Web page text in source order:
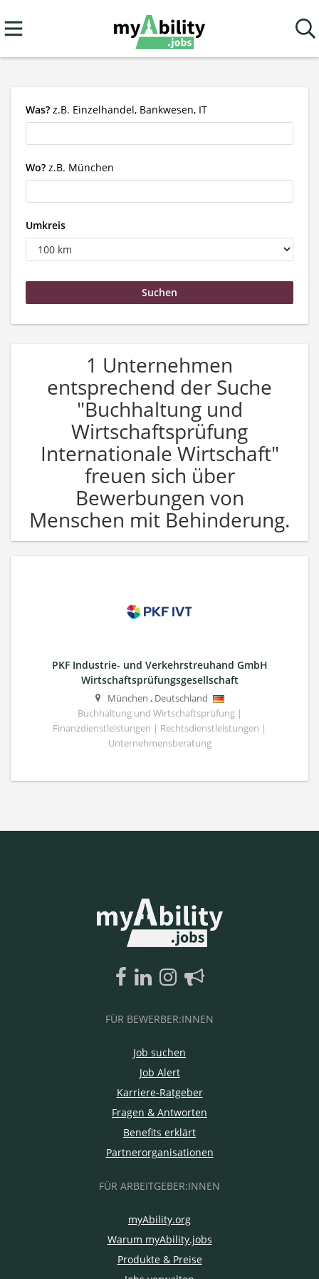
Was? z.B. Einzelhandel, Bankwesen, IT
Wo? z.B. München
Umkreis
1 Unternehmen
entsprechend der Suche
"Buchhaltung und
Wirtschaftsprüfung
Internationale Wirtschaft"
freuen sich über
Bewerbungen von
Menschen mit Behinderung.
PKF Industrie- und Verkehrstreuhand GmbH
Wirtschaftsprüfungsgesellschaft
München , Deutschland
Buchhaltung und Wirtschaftsprüfung |
Finanzdienstleistungen | Rechtsdienstleistungen |
Unternehmensberatung
FÜR BEWERBER:INNEN
Job suchen
Job Alert
Karriere-Ratgeber
Fragen & Antworten
Benefits erklärt
Partnerorganisationen
FÜR ARBEITGEBER:INNEN
myAbility.org
Warum myAbility.jobs
Produkte & Preise